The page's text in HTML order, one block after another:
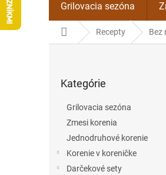
Grilovacia sezóna
DomovRecepty Bez
kategórie
Kategórie
Grilovacia sezóna
Zmesi korenia
Jednodruhové korenie
Korenie v koreničke
Darčekové sety